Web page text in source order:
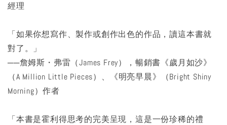
經理
「如果你想寫作、製作或創作出色的作品，讀這本書就
對了。」
──詹姆斯・弗雷（James Frey），暢銷書《歲月如沙》
（A Million Little Pieces）、《明亮早晨》（Bright Shiny
Morning）作者
「本書是霍利得思考的完美呈現，這是一份珍稀的禮